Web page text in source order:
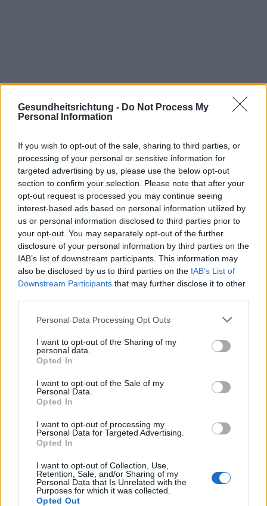
Gesundheitsrichtung - Do Not Process My
Personal Information
If you wish to opt-out of the sale, sharing to third parties, or
processing of your personal or sensitive information for
targeted advertising by us, please use the below opt-out
section to confirm your selection. Please note that after your
opt-out request is processed you may continue seeing
interest-based ads based on personal information utilized by
us or personal information disclosed to third parties prior to
your opt-out. You may separately opt-out of the further
disclosure of your personal information by third parties on the
IAB’s list of downstream participants. This information may
also be disclosed by us to third parties on the IAB’s List of
Downstream Participants that may further disclose it to other
Please note that this website/app uses one or more Google
not limited to your visit or usage behaviour. You may click to
grant or deny consent to Google and its third-party tags to
use your data for below specified purposes in below Google
consent section.
Personal Data Processing Opt Outs
I want to opt-out of the Sharing of my
personal data.
Opted In
I want to opt-out of the Sale of my
Personal Data.
Opted In
I want to opt-out of processing my
Personal Data for Targeted Advertising.
Opted In
I want to opt-out of Collection, Use,
Retention, Sale, and/or Sharing of my
Personal Data that Is Unrelated with the
Purposes for which it was collected.
Opted Out
Interessant? Teilen sie es auf Facebook!
Möchten Sie auf dem Laufenden bleiben?
Folgen Sie uns auf
Google
News
ZUGEHÖRIG
Themen Verdauung Verdauungsprozess
Wie der verdauungstrakt funktioniert
Wie unser körper verdaut
Sehen Sie es auch auf english español français
polskim
Quellen
https://www.medicalnewstoday.com/articles/320014#what-is-
digestion
Die Inhalte und Materialien auf dieser Website dienen nur zu
Bildungs- und Informationszwecken. Der Herausgeber und die